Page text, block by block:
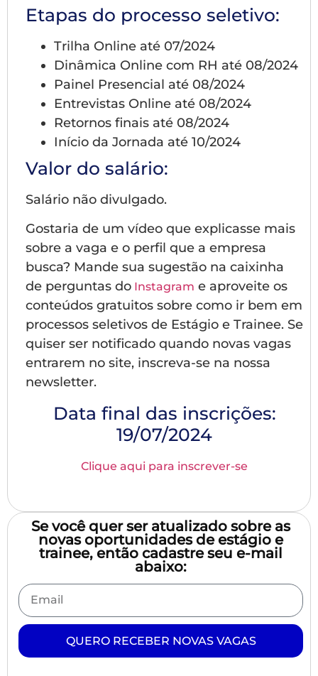
Etapas do processo seletivo:
Trilha Online até 07/2024
Dinâmica Online com RH até 08/2024
Painel Presencial até 08/2024
Entrevistas Online até 08/2024
Retornos finais até 08/2024
Início da Jornada até 10/2024
Valor do salário:
Salário não divulgado.
Gostaria de um vídeo que explicasse mais
sobre a vaga e o perfil que a empresa
busca? Mande sua sugestão na caixinha
de perguntas do Instagram e aproveite os
conteúdos gratuitos sobre como ir bem em
processos seletivos de Estágio e Trainee. Se
quiser ser notificado quando novas vagas
entrarem no site, inscreva-se na nossa
newsletter.
Data final das inscrições:
19/07/2024
Clique aqui para inscrever-se
Se você quer ser atualizado sobre as
novas oportunidades de estágio e
trainee, então cadastre seu e-mail
abaixo:
QUERO RECEBER NOVAS VAGAS